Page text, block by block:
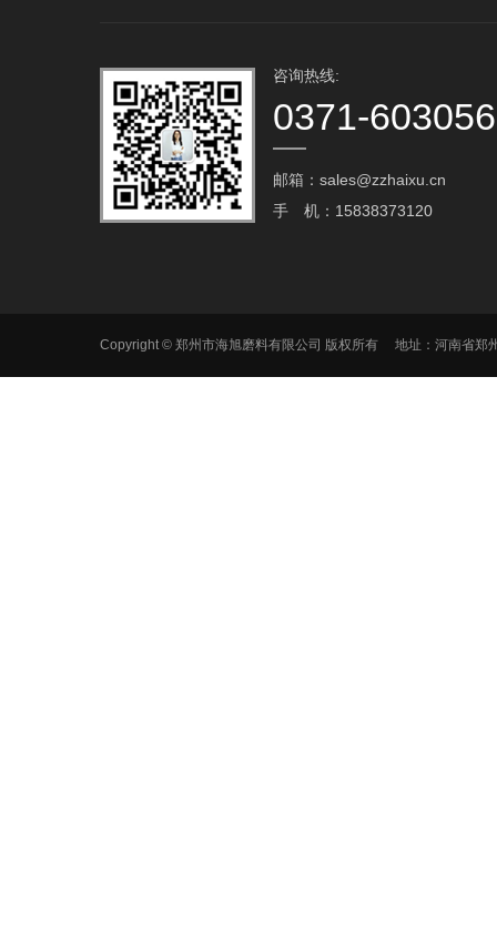
咨询热线:
0371-
邮箱：sales@zzhaixu.cn
手 机：15838373120
Copyright © 郑州市海旭磨料有限公司 版权所有 地址：河南省